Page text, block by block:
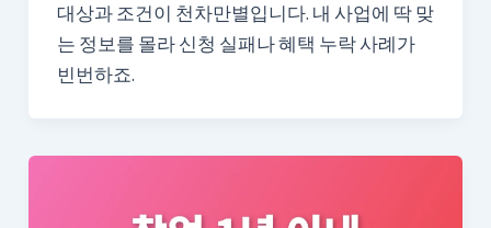
대상과 조건이 천차만별입니다. 내 사업에 딱 맞
는 정보를 몰라 신청 실패나 혜택 누락 사례가
빈번하죠.